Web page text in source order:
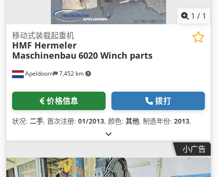
1 / 1
Apeldoorn 7,452 km
移动式装载起重机
HMF Hermeler
Maschinenbau 6020 Winch parts
价格信息 拨打
状况: 二手, 首次注册: 01/2013, 颜色: 其他, 制造年份: 2013,
小广告